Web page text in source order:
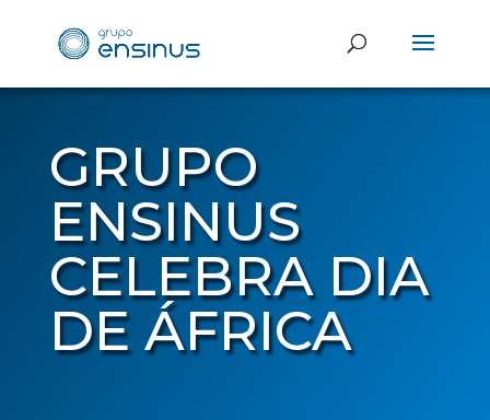
GRUPO
ENSINUS
CELEBRA DIA
DE ÁFRICA